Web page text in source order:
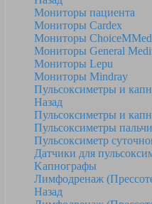
Мониторы пациента
Мониторы Cardex
Мониторы ChoiceMMed
Мониторы General
Мониторы Lepu
Мониторы Mindray
Пульсоксиметры и
Назад
Пульсоксиметры и
Пульсоксиметры
Пульсоксиметр
Датчики для
Kапнографы
Лимфодренаж
Назад